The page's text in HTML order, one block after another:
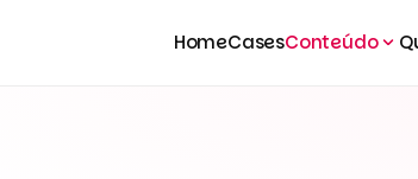
HomeCasesConteúdo